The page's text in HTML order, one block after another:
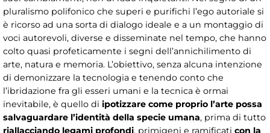
pluralismo polifonico che superi e purifichi l’ego autoriale si
è ricorso ad una sorta di dialogo ideale e a un montaggio di
voci autorevoli, diverse e disseminate nel tempo, che hanno
colto quasi profeticamente i segni dell’annichilimento di
arte, natura e memoria. L’obiettivo, senza alcuna intenzione
di demonizzare la tecnologia e tenendo conto che
l’ibridazione fra gli esseri umani e la tecnica è ormai
inevitabile, è quello di ipotizzare come proprio l’arte possa
salvaguardare l’identità della specie umana, prima di tutto